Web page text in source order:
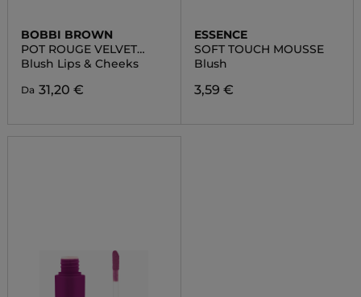
BOBBI BROWN
POT ROUGE VELVET
MATTE
Blush Lips & Cheeks
Da 31,20 €
ESSENCE
SOFT TOUCH MOUSSE
Blush
3,59 €